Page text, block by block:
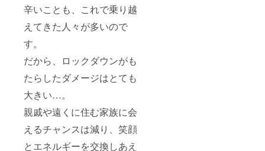
辛いことも、これで乗り越
えてきた人々が多いので
す。
だから、ロックダウンがも
たらしたダメージはとても
大きい…。
親戚や遠くに住む家族に会
えるチャンスは減り、笑顔
とエネルギーを交換しあえ